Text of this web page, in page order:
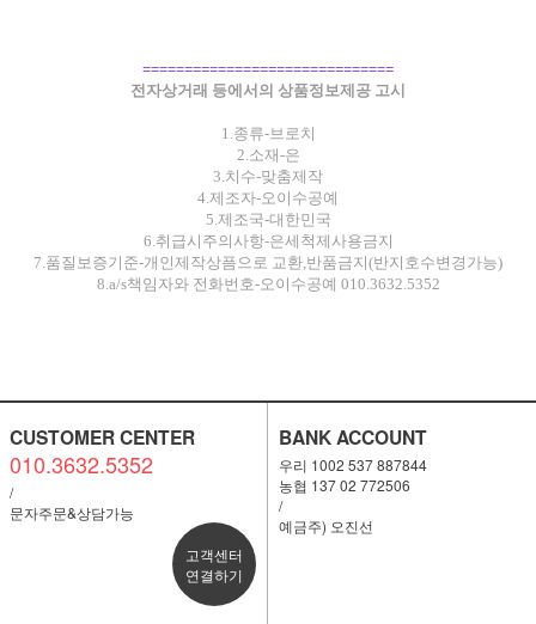
==============================
전자상거래 등에서의 상품정보제공 고시
1.종류-브로치
2.소재-은
3.치수-맞춤제작
4.제조자-오이수공예
5.제조국-대한민국
6.취급시주의사항-은세척제사용금지
7.품질보증기준-개인제작상픔으로 교환,반품금지(반지호수변경가능)
8.a/s책임자와 전화번호-오이수공예 010.3632.5352
CUSTOMER CENTER
010.3632.5352
/
문자주문&상담가능
고객센터
연결하기
BANK ACCOUNT
우리 1002 537 887844
농협 137 02 772506
/
예금주) 오진선